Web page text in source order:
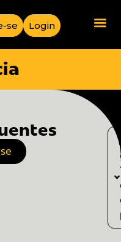
se Login